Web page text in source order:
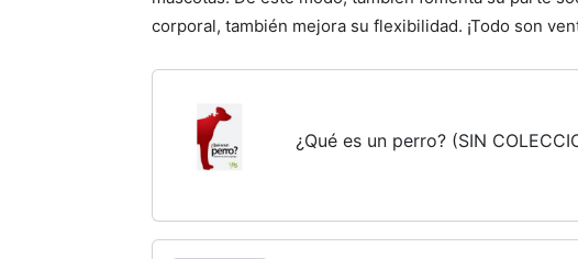
corporal, también mejora su flexibilidad. ¡Todo son
¿Qué es un perro? (SIN